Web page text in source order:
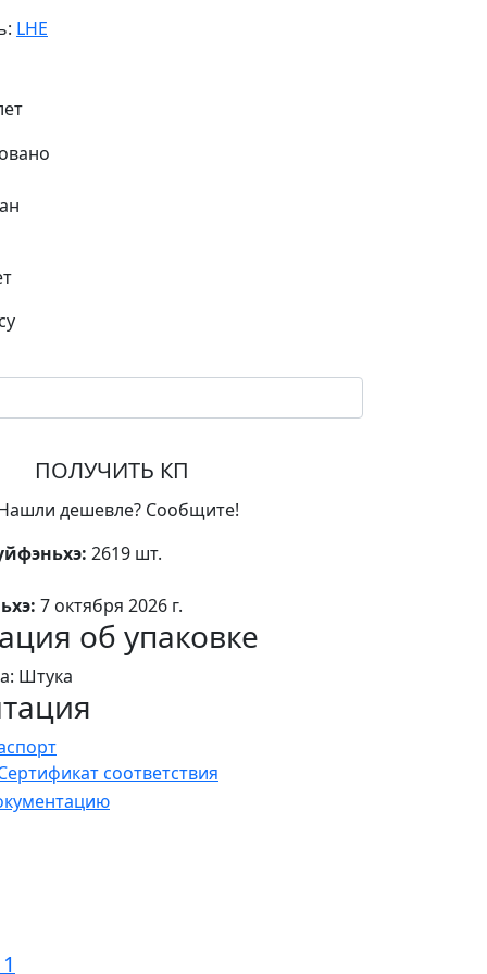
LHE
ПОЛУЧИТЬ КП
дешевле? Сообщите!
2619 шт.
7 октября 2026 г.
об упаковке
Штука
соответствия